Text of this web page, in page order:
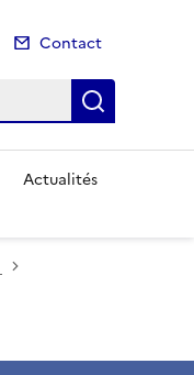
Contact
Actualités